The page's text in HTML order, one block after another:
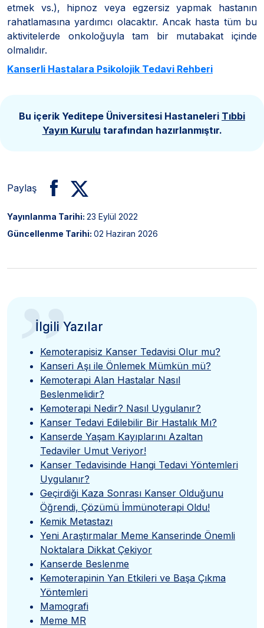
etmek vs.), hipnoz veya egzersiz yapmak hastanın
rahatlamasına yardımcı olacaktır. Ancak hasta tüm bu
aktivitelerde onkoloğuyla tam bir mutabakat içinde
olmalıdır.
Kanserli Hastalara Psikolojik Tedavi Rehberi
Bu içerik Yeditepe Üniversitesi Hastaneleri Tıbbi
Yayın Kurulu tarafından hazırlanmıştır.
Paylaş
Yayınlanma Tarihi: 23 Eylül 2022
Güncellenme Tarihi: 02 Haziran 2026
”
İlgili Yazılar
Kemoterapisiz Kanser Tedavisi Olur mu?
Kanseri Aşı ile Önlemek Mümkün mü?
Kemoterapi Alan Hastalar Nasıl
Beslenmelidir?
Kemoterapi Nedir? Nasıl Uygulanır?
Kanser Tedavi Edilebilir Bir Hastalık Mı?
Kanserde Yaşam Kayıplarını Azaltan
Tedaviler Umut Veriyor!
Kanser Tedavisinde Hangi Tedavi Yöntemleri
Uygulanır?
Geçirdiği Kaza Sonrası Kanser Olduğunu
Öğrendi, Çözümü İmmünoterapi Oldu!
Kemik Metastazı
Yeni Araştırmalar Meme Kanserinde Önemli
Noktalara Dikkat Çekiyor
Kanserde Beslenme
Kemoterapinin Yan Etkileri ve Başa Çıkma
Yöntemleri
Mamografi
Meme MR